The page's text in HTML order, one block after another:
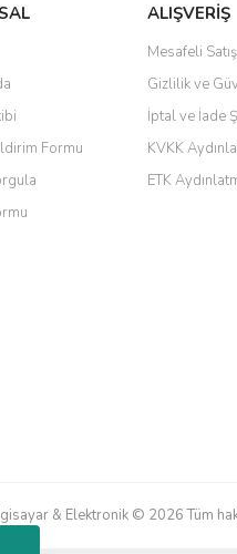
ile 24 izlenmektedir diye küçük
Başaran | 04/07/2026
güvenli bir alışveriş oldu
Kaya | 20/06/2026
için teşekkür ederim çok kaliteli bir
Formu
ALIŞVERİŞ
Mesafeli
Gizlilik ve
İptal ve İade
KVKK
ETK
& Elektronik © 2026 Tüm